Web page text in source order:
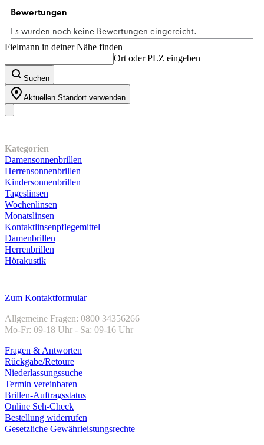
Fielmann in deiner Nähe finden
Ort oder PLZ eingeben
Suchen
Aktuellen Standort verwenden
Kategorien
Damensonnenbrillen
Herrensonnenbrillen
Kindersonnenbrillen
Tageslinsen
Wochenlinsen
Monatslinsen
Kontaktlinsenpflegemittel
Damenbrillen
Herrenbrillen
Hörakustik
Zum Kontaktformular
Allgemeine Fragen: 0800 34356266
Mo-Fr: 09-18 Uhr - Sa: 09-16 Uhr
Fragen & Antworten
Rückgabe/Retoure
Niederlassungssuche
Termin vereinbaren
Brillen-Auftragsstatus
Online Seh-Check
Bestellung widerrufen
Gesetzliche Gewährleistungsrechte